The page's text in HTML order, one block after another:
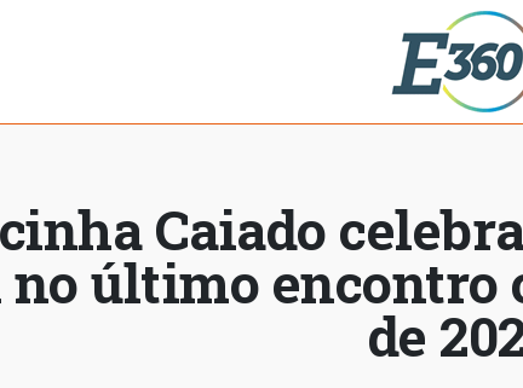
Caiado
no último encontro
de